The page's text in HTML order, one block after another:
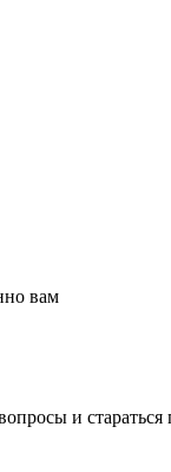
вам
и стараться